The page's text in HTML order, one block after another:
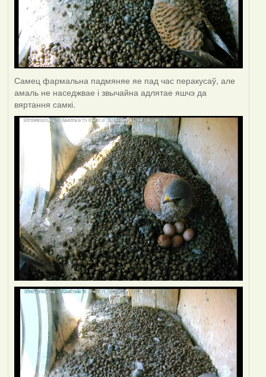
Самец фармальна падмяняе яе пад час перакусаў, але
амаль не наседжвае і звычайна адлятае яшчэ да
вяртання самкі.